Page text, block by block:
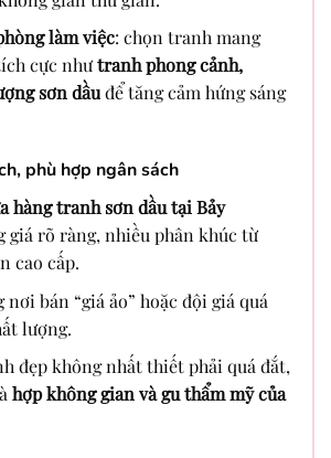
làm việc: chọn tranh mang
cực nhưtranh phong cảnh,
sơn dầuđể tăng cảm hứng sáng
phù hợp ngân sách
hàng tranh sơn dầu tại Bảy
giá rõ ràng, nhiều phân khúc từ
cao cấp.
bán “giá ảo” hoặc đội giá quá
lượng.
đẹp không nhất thiết phải quá đắt,
hợp không gian và gu thẩm mỹ của